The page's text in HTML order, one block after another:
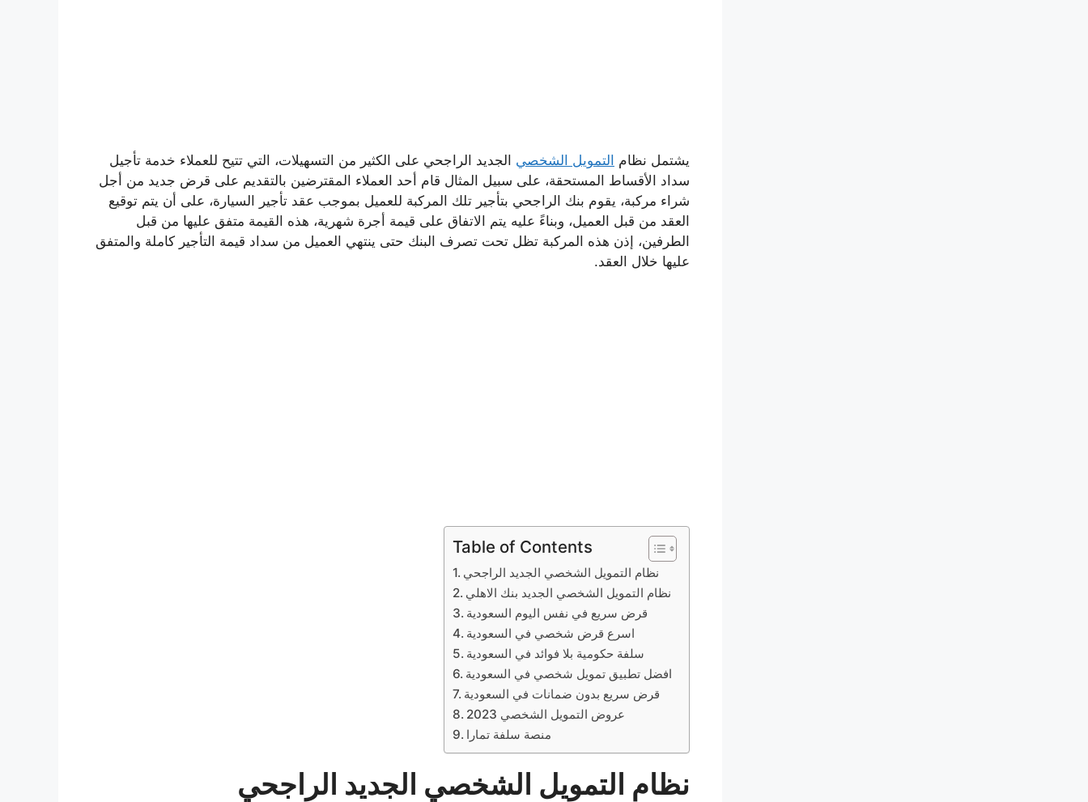
يشتمل نظام التمويل الشخصي الجديد الراجحي على الكثير من التسهيلات، التي تتيح للعملاء خدمة تأجيل
سداد الأقساط المستحقة، على سبيل المثال قام أحد العملاء المقترضين بالتقديم على قرض جديد من أجل
شراء مركبة، يقوم بنك الراجحي بتأجير تلك المركبة للعميل بموجب عقد تأجير السيارة، على أن يتم توقيع
العقد من قبل العميل، وبناءً عليه يتم الاتفاق على قيمة أجرة شهرية، هذه القيمة متفق عليها من قبل
الطرفين، إذن هذه المركبة تظل تحت تصرف البنك حتى ينتهي العميل من سداد قيمة التأجير كاملة والمتفق
عليها خلال العقد.
Table of Contents
نظام التمويل الشخصي الجديد الراجحي
نظام التمويل الشخصي الجديد بنك الاهلي
قرض سريع في نفس اليوم السعودية
اسرع قرض شخصي في السعودية
سلفة حكومية بلا فوائد في السعودية
افضل تطبيق تمويل شخصي في السعودية
قرض سريع بدون ضمانات في السعودية
عروض التمويل الشخصي 2023
منصة سلفة تمارا
نظام التمويل الشخصي الجديد الراجحي